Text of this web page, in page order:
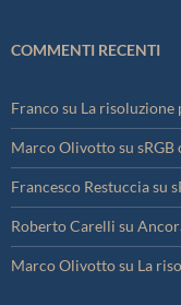
COMMENTI RECENTI
Francosu La risoluzione
Marco Olivottosu sRGB
Francesco Restucciasu
Roberto Carelli su
Marco Olivottosu La